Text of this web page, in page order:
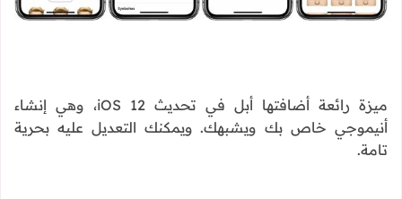
ميزة رائعة أضافتها أبل في تحديث iOS 12، وهي إنشاء
أنيموجي خاص بك ويشبهك. ويمكنك التعديل عليه بحرية
تامة.